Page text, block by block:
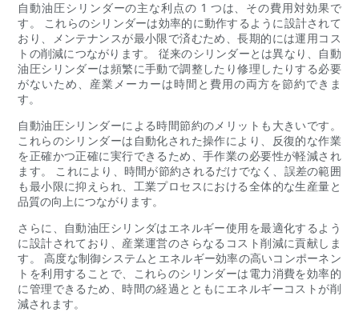
自動油圧シリンダーの主な利点の 1 つは、その費用対効果で
す。 これらのシリンダーは効率的に動作するように設計されて
おり、メンテナンスが最小限で済むため、長期的には運用コス
トの削減につながります。 従来のシリンダーとは異なり、自動
油圧シリンダーは頻繁に手動で調整したり修理したりする必要
がないため、産業メーカーは時間と費用の両方を節約できま
す。
自動油圧シリンダーによる時間節約のメリットも大きいです。
これらのシリンダーは自動化された操作により、反復的な作業
を正確かつ正確に実行できるため、手作業の必要性が軽減され
ます。 これにより、時間が節約されるだけでなく、誤差の範囲
も最小限に抑えられ、工業プロセスにおける全体的な生産量と
品質の向上につながります。
さらに、自動油圧シリンダはエネルギー使用を最適化するよう
に設計されており、産業運営のさらなるコスト削減に貢献しま
す。 高度な制御システムとエネルギー効率の高いコンポーネン
トを利用することで、これらのシリンダーは電力消費を効率的
に管理できるため、時間の経過とともにエネルギーコストが削
減されます。